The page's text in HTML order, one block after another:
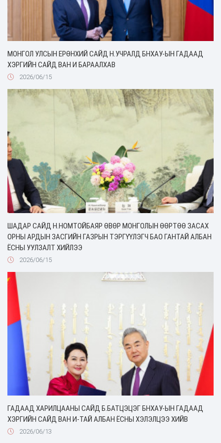
МОНГОЛ УЛСЫН ЕРӨНХИЙ САЙД Н.УЧРАЛД БНХАУ-ЫН ГАДААД
ХЭРГИЙН САЙД ВАН И БАРААЛХАВ
2026/06/15
ШАДАР САЙД Н.НОМТОЙБАЯР ӨВӨР МОНГОЛЫН ӨӨРТӨӨ ЗАСАХ
ОРНЫ АРДЫН ЗАСГИЙН ГАЗРЫН ТЭРГҮҮЛЭГЧ БАО ГАНТАЙ АЛБАН
ЁСНЫ УУЛЗАЛТ ХИЙЛЭЭ
2026/06/15
ГАДААД ХАРИЛЦААНЫ САЙД Б.БАТЦЭЦЭГ БНХАУ-ЫН ГАДААД
ХЭРГИЙН САЙД ВАН И-ТАЙ АЛБАН ЁСНЫ ХЭЛЭЛЦЭЭ ХИЙВ
2026/06/13